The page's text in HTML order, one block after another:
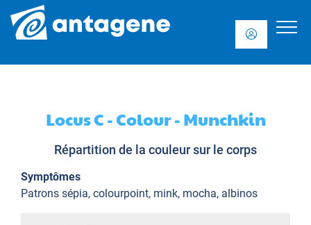
Locus C - Colour - Munchkin
Répartition de la couleur sur le corps
Symptômes
Patrons sépia, colourpoint, mink, mocha, albinos